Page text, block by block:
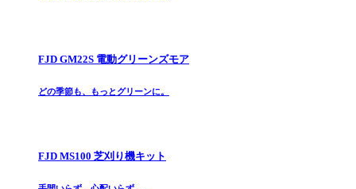
FJD GM22S 電動グリーンズモア
どの季節も、もっとグリーンに。
FJD MS100 芝刈り機キット